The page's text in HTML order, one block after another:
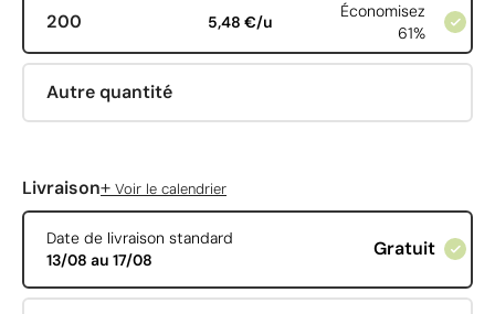
200 5,48 €/u
Économisez
61%
Autre quantité
Livraison+ Voir le calendrier
Date de livraison standard
13/08 au 17/08
Gratuit